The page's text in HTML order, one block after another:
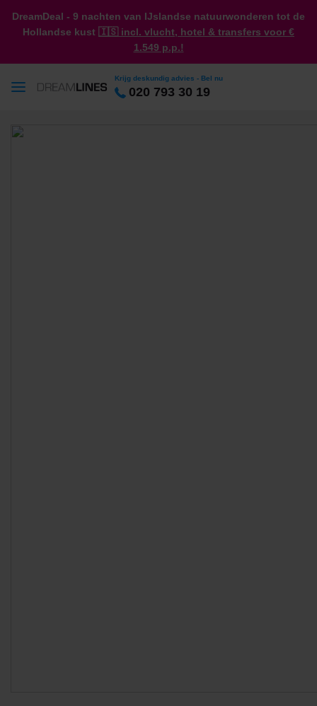
DreamDeal - 9 nachten van IJslandse natuurwonderen tot de
Hollandse kust 🇮🇸 incl. vlucht, hotel & transfers voor €
1.549 p.p.!
Krijg deskundig advies - Bel nu
020 793 30 19